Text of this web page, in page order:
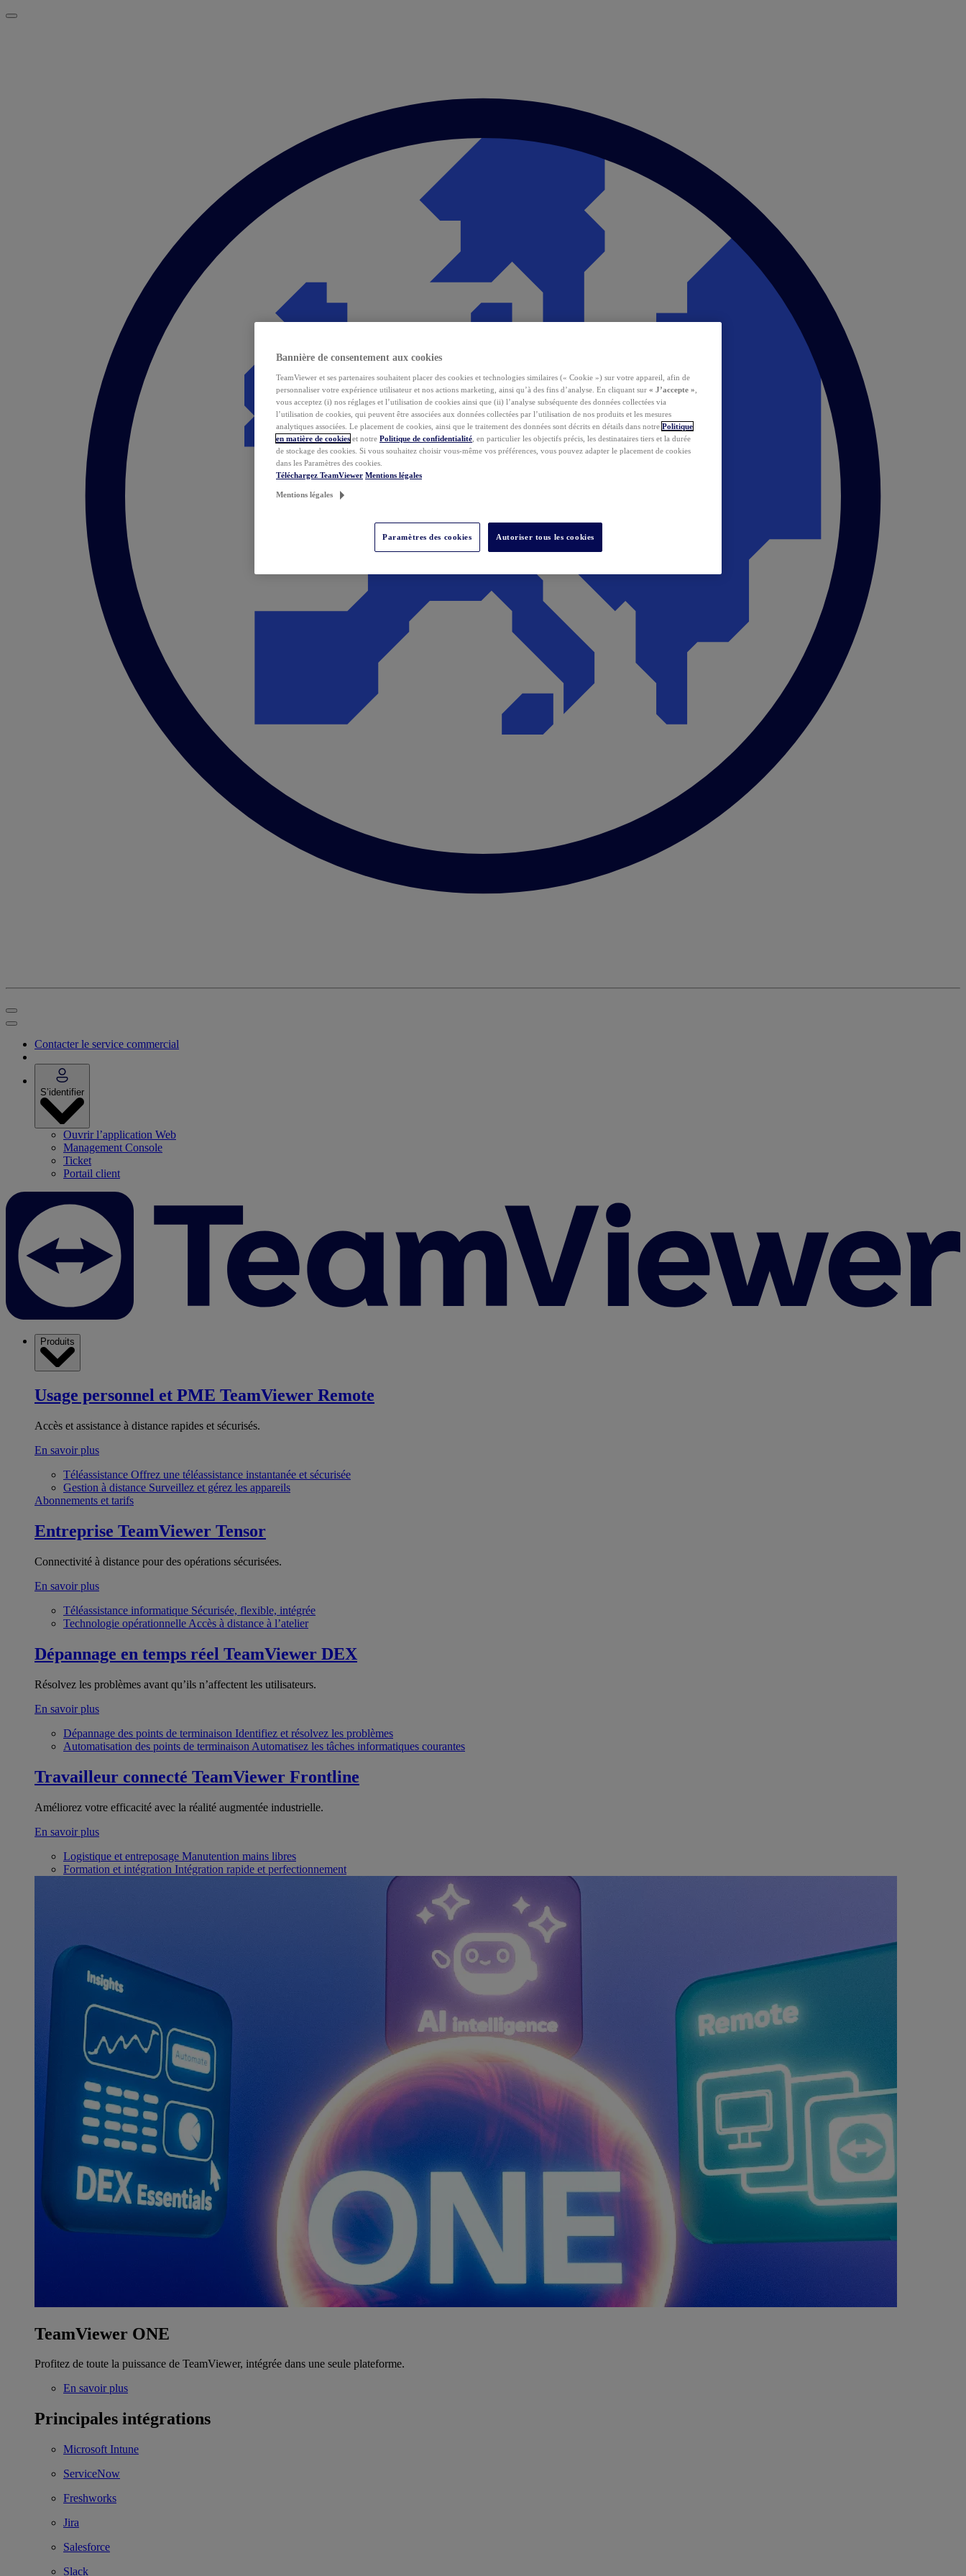
Contacter le service commercial
S’identifier
Ouvrir l’application Web
Management Console
Ticket
Portail client
Produits
Usage personnel et PME TeamViewer Remote
Accès et assistance à distance rapides et sécurisés.
En savoir plus
Téléassistance Offrez une téléassistance instantanée et sécurisée
Gestion à distance Surveillez et gérez les appareils
Abonnements et tarifs
Entreprise TeamViewer Tensor
Connectivité à distance pour des opérations sécurisées.
En savoir plus
Téléassistance informatique Sécurisée, flexible, intégrée
Technologie opérationnelle Accès à distance à l’atelier
Dépannage en temps réel TeamViewer DEX
Résolvez les problèmes avant qu’ils n’affectent les utilisateurs.
En savoir plus
Dépannage des points de terminaison Identifiez et résolvez les problèmes
Automatisation des points de terminaison Automatisez les tâches informatiques courantes
Travailleur connecté TeamViewer Frontline
Améliorez votre efficacité avec la réalité augmentée industrielle.
En savoir plus
Logistique et entreposage Manutention mains libres
Formation et intégration Intégration rapide et perfectionnement
TeamViewer ONE
Profitez de toute la puissance de TeamViewer, intégrée dans une seule plateforme.
En savoir plus
Principales intégrations
Microsoft Intune
ServiceNow
Freshworks
Jira
Salesforce
Slack
Bannière de consentement aux cookies
TeamViewer et ses partenaires souhaitent placer des cookies et technologies similaires (« Cookie ») sur votre appareil, afin de
personnaliser votre expérience utilisateur et nos actions marketing, ainsi qu’à des fins d’analyse. En cliquant sur « J’accepte »
vous acceptez (i) nos réglages et l’utilisation de cookies ainsi que (ii) l’analyse subséquente des données collectées via
l’utilisation de cookies, qui peuvent être associées aux données collectées par l’utilisation de nos produits et les mesures
analytiques associées. Le placement de cookies, ainsi que le traitement des données sont décrits en détails dans notre Politique
en matière de cookies et notre Politique de confidentialité , en particulier les objectifs précis, les destinataires tiers et la durée
de stockage des cookies. Si vous souhaitez choisir vous-même vos préférences, vous pouvez adapter le placement de cookies
dans les Paramètres des cookies.
Téléchargez TeamViewer Mentions légales
Mentions légales
Paramètres des cookies Autoriser tous les cookies